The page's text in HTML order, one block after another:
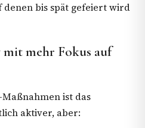
denen bis spät gefeiert wird
mehr Fokus auf
ist das
aktiver, aber: